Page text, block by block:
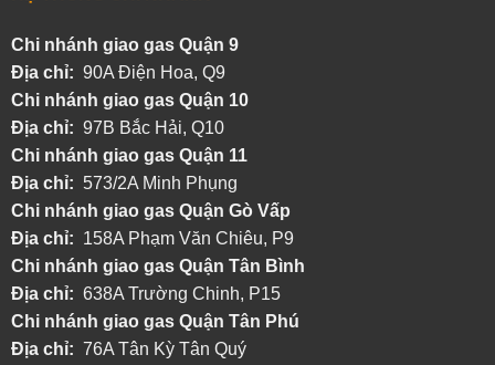
Chi nhánh giao gas Quận 9
Địa chỉ: 90A Điện Hoa, Q9
Chi nhánh giao gas Quận 10
Địa chỉ: 97B Bắc Hải, Q10
Chi nhánh giao gas Quận 11
Địa chỉ: 573/2A Minh Phụng
Chi nhánh giao gas Quận Gò Vấp
Địa chỉ: 158A Phạm Văn Chiêu, P9
Chi nhánh giao gas Quận Tân Bình
Địa chỉ: 638A Trường Chinh, P15
Chi nhánh giao gas Quận Tân Phú
Địa chỉ: 76A Tân Kỳ Tân Quý